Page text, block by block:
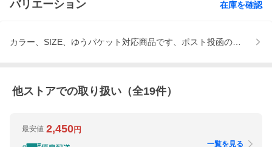
バリエーション 在庫を確認
カラー、SIZE、ゆうパケット対応商品です、ポスト投函の為【代
他ストアでの取り扱い（全19件）
最安値 2,450円
一覧を見る